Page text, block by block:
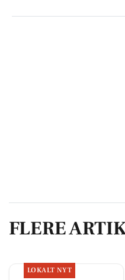
FLERE
LOKALT NYT